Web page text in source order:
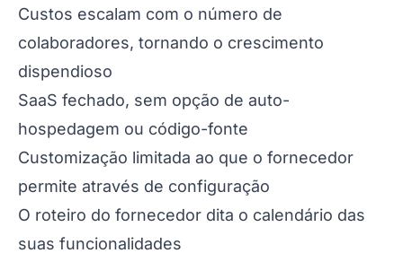
Custos escalam com o número de
colaboradores, tornando o crescimento
dispendioso
SaaS fechado, sem opção de auto-
hospedagem ou código-fonte
Customização limitada ao que o fornecedor
permite através de configuração
O roteiro do fornecedor dita o calendário das
suas funcionalidades